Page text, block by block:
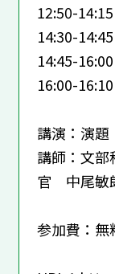
12:50-
14:30-
14:45-
16:00-
講演：演題
講師：文
官 中尾敏
参加費：無